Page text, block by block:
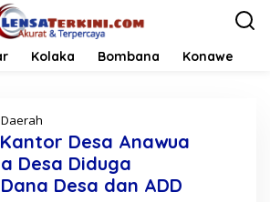
Kolaka Bombana Konawe
a
r
g
a
Desa Anawua
Desa Diduga
Desa dan ADD